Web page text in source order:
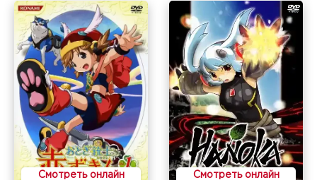
Смотреть онлайн Смотреть онлайн